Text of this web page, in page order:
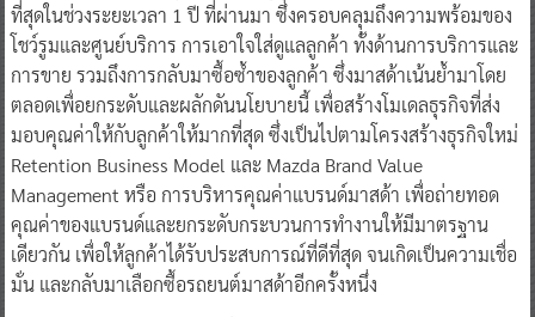
ที่สุดในช่วงระยะเวลา 1 ปี ที่ผ่านมา ซึ่งครอบคลุมถึงความพร้อมของ
โชว์รูมและศูนย์บริการ การเอาใจใส่ดูแลลูกค้า ทั้งด้านการบริการและ
การขาย รวมถึงการกลับมาซื้อซ้ำของลูกค้า ซึ่งมาสด้าเน้นย้ำมาโดย
ตลอดเพื่อยกระดับและผลักดันนโยบายนี้ เพื่อสร้างโมเดลธุรกิจที่ส่ง
มอบคุณค่าให้กับลูกค้าให้มากที่สุด ซึ่งเป็นไปตามโครงสร้างธุรกิจใหม่
Retention Business Model และ Mazda Brand Value
Management หรือ การบริหารคุณค่าแบรนด์มาสด้า เพื่อถ่ายทอด
คุณค่าของแบรนด์และยกระดับกระบวนการทำงานให้มีมาตรฐาน
เดียวกัน เพื่อให้ลูกค้าได้รับประสบการณ์ที่ดีที่สุด จนเกิดเป็นความเชื่อ
มั่น และกลับมาเลือกซื้อรถยนต์มาสด้าอีกครั้งหนึ่ง